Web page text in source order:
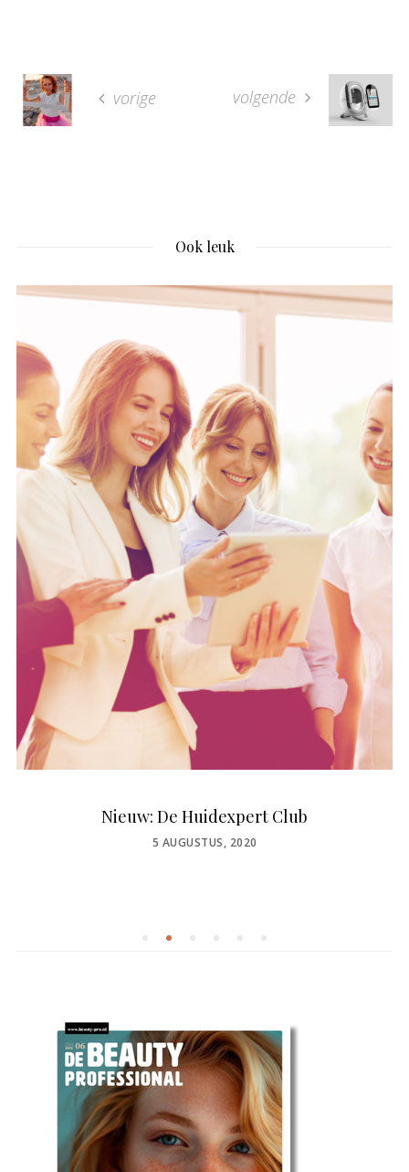
vorige volgende
Ook leuk
Nieuw: De Huidexpert Club
POSTED
5 AUGUSTUS, 2020